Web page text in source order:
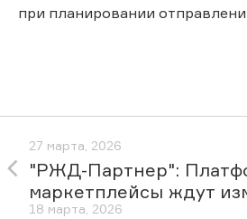
при планировании
27 марта, 2026
"РЖД-Партнер":
маркетплейсы ждут
18 марта, 2026